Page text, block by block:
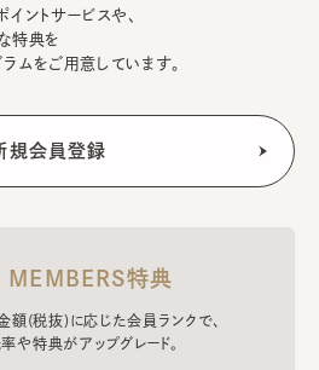
ントサービスや、
特典を
ムをご用意しています。
MEMBERS特典
額(税抜)に応じた会員ランクで、
や特典がアップグレード。